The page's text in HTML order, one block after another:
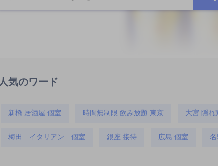
人気のワード
新橋 居酒屋 個室 時間無制限 飲み放題 東京 大宮 隠れ
梅田 イタリアン 個室 銀座 接待 広島 個室